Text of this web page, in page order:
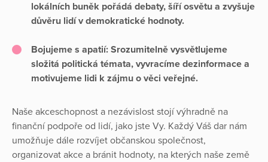
lokálních buněk pořádá debaty, šíří osvětu a zvyšuje
důvěru lidí v demokratické hodnoty.
Bojujeme s apatií: Srozumitelně vysvětlujeme
složitá politická témata, vyvracíme dezinformace a
motivujeme lidi k zájmu o věci veřejné.
Naše akceschopnost a nezávislost stojí výhradně na
finanční podpoře od lidí, jako jste Vy. Každý Váš dar nám
umožňuje dále rozvíjet občanskou společnost,
organizovat akce a bránit hodnoty, na kterých naše země